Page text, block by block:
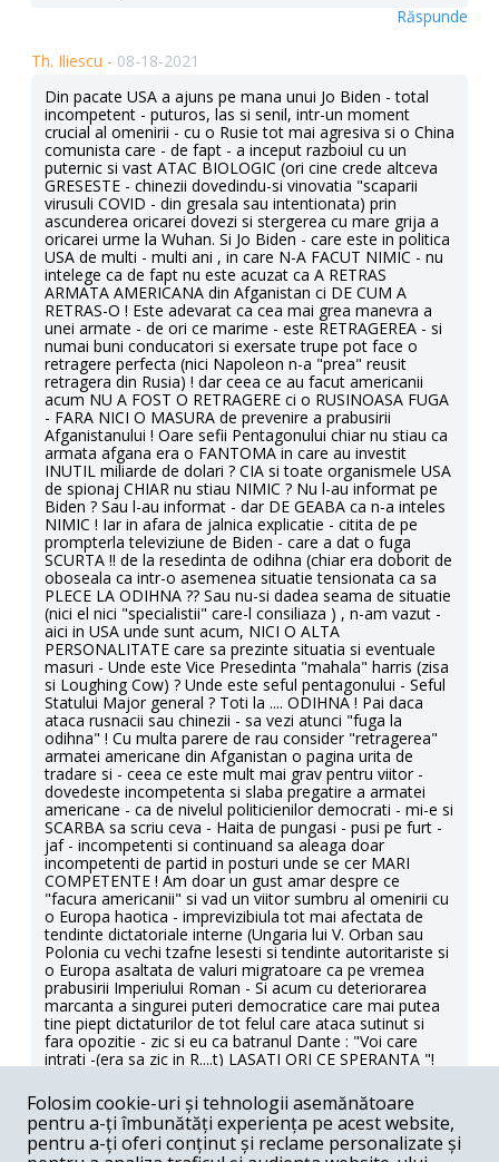
Răspunde
Th. Iliescu - 08-18-2021
Din pacate USA a ajuns pe mana unui Jo Biden - total
incompetent - puturos, las si senil, intr-un moment
crucial al omenirii - cu o Rusie tot mai agresiva si o China
comunista care - de fapt - a inceput razboiul cu un
puternic si vast ATAC BIOLOGIC (ori cine crede altceva
GRESESTE - chinezii dovedindu-si vinovatia "scaparii
virusuli COVID - din gresala sau intentionata) prin
ascunderea oricarei dovezi si stergerea cu mare grija a
oricarei urme la Wuhan. Si Jo Biden - care este in politica
USA de multi - multi ani , in care N-A FACUT NIMIC - nu
intelege ca de fapt nu este acuzat ca A RETRAS
ARMATA AMERICANA din Afganistan ci DE CUM A
RETRAS-O ! Este adevarat ca cea mai grea manevra a
unei armate - de ori ce marime - este RETRAGEREA - si
numai buni conducatori si exersate trupe pot face o
retragere perfecta (nici Napoleon n-a "prea" reusit
retragera din Rusia) ! dar ceea ce au facut americanii
acum NU A FOST O RETRAGERE ci o RUSINOASA FUGA
- FARA NICI O MASURA de prevenire a prabusirii
Afganistanului ! Oare sefii Pentagonului chiar nu stiau ca
armata afgana era o FANTOMA in care au investit
INUTIL miliarde de dolari ? CIA si toate organismele USA
de spionaj CHIAR nu stiau NIMIC ? Nu l-au informat pe
Biden ? Sau l-au informat - dar DE GEABA ca n-a inteles
NIMIC ! Iar in afara de jalnica explicatie - citita de pe
prompterla televiziune de Biden - care a dat o fuga
SCURTA !! de la resedinta de odihna (chiar era doborit de
oboseala ca intr-o asemenea situatie tensionata ca sa
PLECE LA ODIHNA ?? Sau nu-si dadea seama de situatie
(nici el nici "specialistii" care-l consiliaza ) , n-am vazut -
aici in USA unde sunt acum, NICI O ALTA
PERSONALITATE care sa prezinte situatia si eventuale
masuri - Unde este Vice Presedinta "mahala" harris (zisa
si Loughing Cow) ? Unde este seful pentagonului - Seful
Statului Major general ? Toti la .... ODIHNA ! Pai daca
ataca rusnacii sau chinezii - sa vezi atunci "fuga la
odihna" ! Cu multa parere de rau consider "retragerea"
armatei americane din Afganistan o pagina urita de
tradare si - ceea ce este mult mai grav pentru viitor -
dovedeste incompetenta si slaba pregatire a armatei
americane - ca de nivelul politicienilor democrati - mi-e si
SCARBA sa scriu ceva - Haita de pungasi - pusi pe furt -
jaf - incompetenti si continuand sa aleaga doar
incompetenti de partid in posturi unde se cer MARI
COMPETENTE ! Am doar un gust amar despre ce
"facura americanii" si vad un viitor sumbru al omenirii cu
o Europa haotica - imprevizibiula tot mai afectata de
tendinte dictatoriale interne (Ungaria lui V. Orban sau
Polonia cu vechi tzafne lesesti si tendinte autoritariste si
o Europa asaltata de valuri migratoare ca pe vremea
prabusirii Imperiului Roman - Si acum cu deteriorarea
marcanta a singurei puteri democratice care mai putea
tine piept dictaturilor de tot felul care ataca sutinut si
fara opozitie - zic si eu ca batranul Dante : "Voi care
intrati -(era sa zic in R....t) LASATI ORI CE SPERANTA "!
Andreea Cornea Genderfluides - 08-17-2021
Folosim cookie-uri și tehnologii asemănătoare
pentru a-ți îmbunătăți experiența pe acest website,
pentru a-ți oferi conținut și reclame personalizate și